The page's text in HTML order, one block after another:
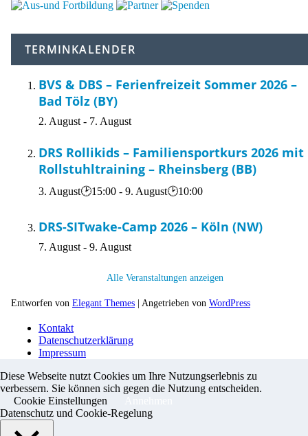
TERMINKALENDER
BVS & DBS – Ferienfreizeit Sommer 2026 –
Bad Tölz (BY)
2. August - 7. August
DRS Rollikids – Familiensportkurs 2026 mit
Rollstuhltraining – Rheinsberg (BB)
3. August🕑15:00 - 9. August🕑10:00
DRS-SITwake-Camp 2026 – Köln (NW)
7. August - 9. August
Alle Veranstaltungen anzeigen
Entworfen von Elegant Themes | Angetrieben von WordPress
Kontakt
Datenschutzerklärung
Impressum
Diese Webseite nutzt Cookies um Ihre Nutzungserlebnis zu
verbessern. Sie können sich gegen die Nutzung entscheiden.
Cookie Einstellungen
Datenschutz und Cookie-Regelung